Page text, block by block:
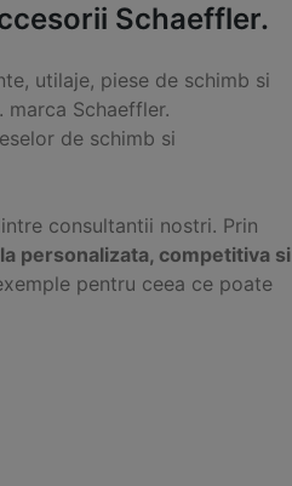
Schaeffler.
utilaje, piese de schimb si
Schaeffler.
de schimb si
consultantii nostri. Prin
personalizata, competitiva si
pentru ceea ce poate